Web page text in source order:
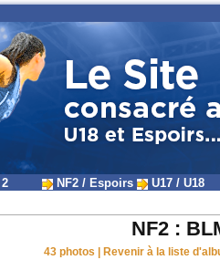
NF2 / Espoirs U17 / U18
NF2 :
43 photos Revenir à la liste